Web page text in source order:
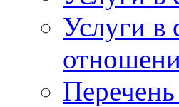
Услуги в